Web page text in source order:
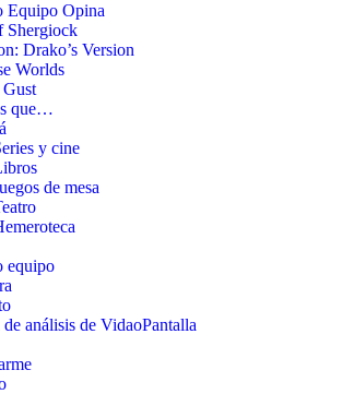
Equipo Opina
Shergiock
Drako’s Version
Worlds
que…
y cine
de mesa
equipo
análisis de VidaoPantalla